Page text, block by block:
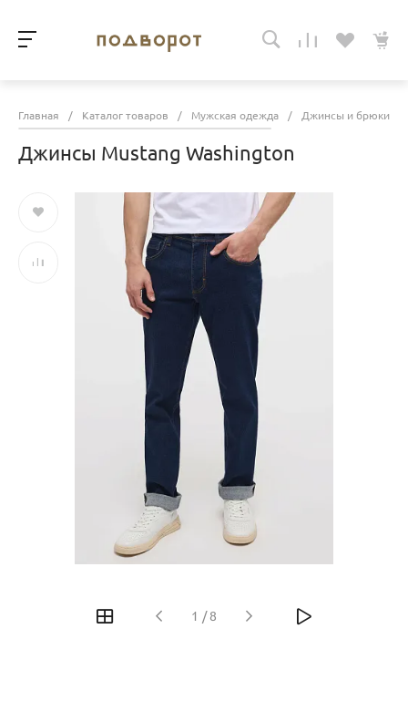
Главная / Каталог товаров / Мужская одежда / Джинсы и брюки
Джинсы Mustang Washington
1 / 8